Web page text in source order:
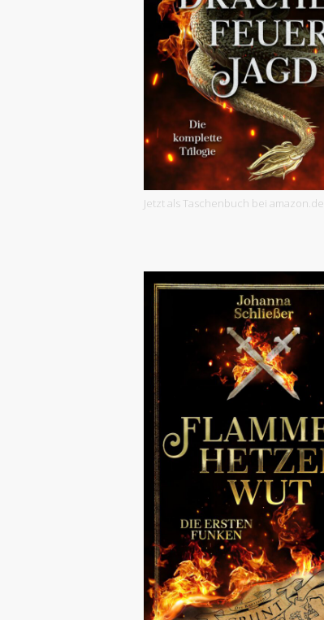
Jetzt als Taschenbuch bei amazon.de